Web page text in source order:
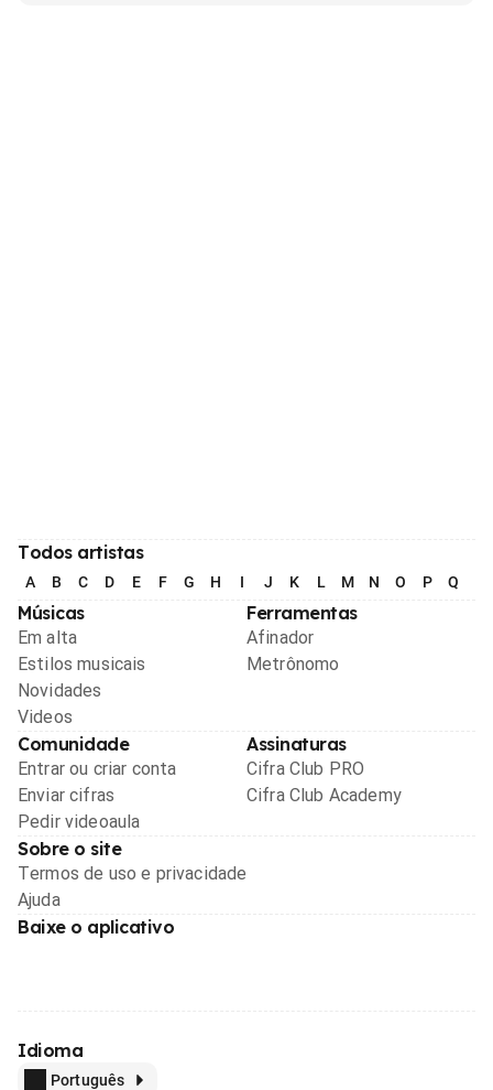
Todos artistas
A B C D E F G H I J K L M N O P Q
Músicas
Em alta
Estilos musicais
Novidades
Videos
Ferramentas
Afinador
Metrônomo
Comunidade
Entrar ou criar conta
Enviar cifras
Pedir videoaula
Assinaturas
Cifra Club PRO
Cifra Club Academy
Sobre o site
Termos de uso e privacidade
Ajuda
Baixe o aplicativo
Idioma
Português